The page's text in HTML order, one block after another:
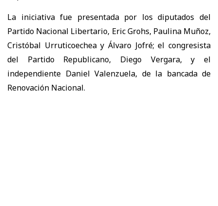
La iniciativa fue presentada por los diputados del
Partido Nacional Libertario, Eric Grohs, Paulina Muñoz,
Cristóbal Urruticoechea y Álvaro Jofré; el congresista
del Partido Republicano, Diego Vergara, y el
independiente Daniel Valenzuela, de la bancada de
Renovación Nacional.